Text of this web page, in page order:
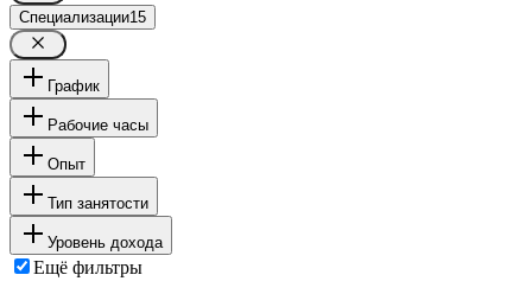
Специализации15
График
Рабочие часы
Опыт
Тип занятости
Уровень дохода
Ещё фильтры